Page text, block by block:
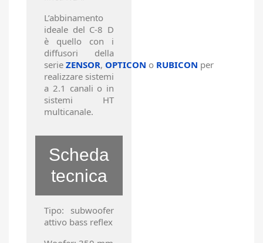
L’abbinamento
ideale del C-8 D
è quello con i
diffusori della
serie ZENSOR, OPTICON o RUBICON per
realizzare sistemi
a 2.1 canali o in
sistemi HT
multicanale.
Scheda
tecnica
Tipo: subwoofer
attivo bass reflex